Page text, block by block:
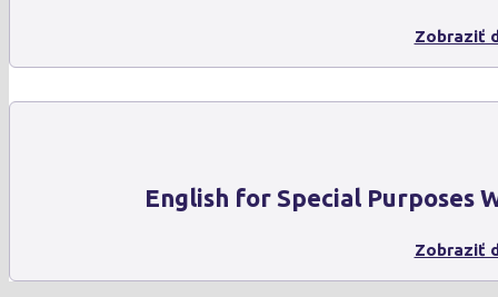
Zobraziť
English for Special Purposes
Zobraziť